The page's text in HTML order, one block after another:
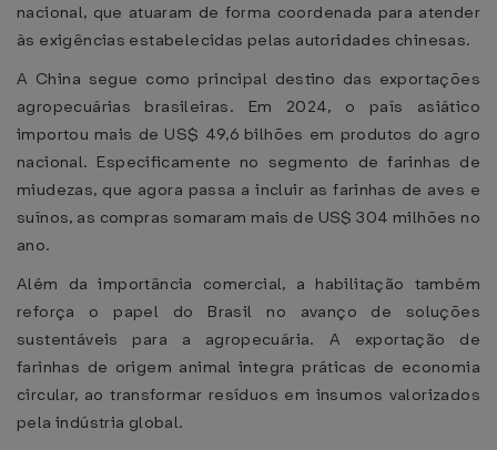
nacional, que atuaram de forma coordenada para atender
às exigências estabelecidas pelas autoridades chinesas.
A China segue como principal destino das exportações
agropecuárias brasileiras. Em 2024, o país asiático
importou mais de US$ 49,6 bilhões em produtos do agro
nacional. Especificamente no segmento de farinhas de
miudezas, que agora passa a incluir as farinhas de aves e
suínos, as compras somaram mais de US$ 304 milhões no
ano.
Além da importância comercial, a habilitação também
reforça o papel do Brasil no avanço de soluções
sustentáveis para a agropecuária. A exportação de
farinhas de origem animal integra práticas de economia
circular, ao transformar resíduos em insumos valorizados
pela indústria global.